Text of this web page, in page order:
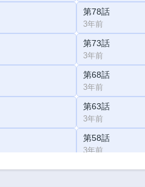
第78話
3年前
第73話
3年前
第68話
3年前
第63話
3年前
第58話
3年前
第53話